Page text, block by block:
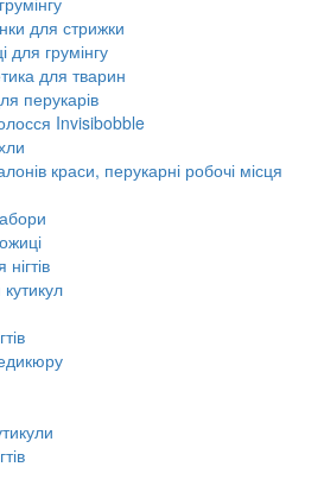
для стрижки
для грумінгу
для тварин
перукарів
Invisibobble
краси, перукарні робочі місця